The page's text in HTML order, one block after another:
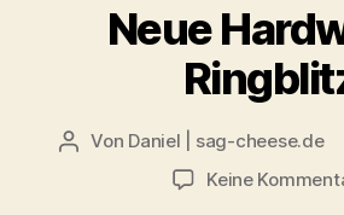
Neue
Beitragsautor
Von Daniel | sag-cheese.de
Keine